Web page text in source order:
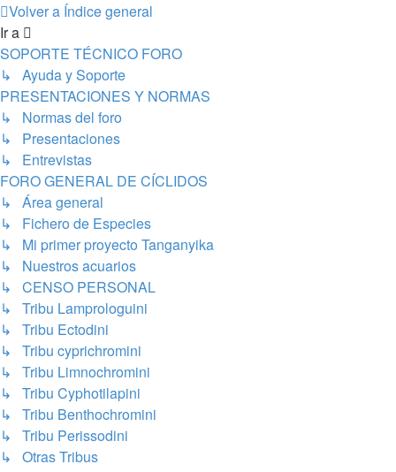
Volver a Índice general
Ir a
SOPORTE TÉCNICO FORO
↳ Ayuda y Soporte
PRESENTACIONES Y NORMAS
↳ Normas del foro
↳ Presentaciones
↳ Entrevistas
FORO GENERAL DE CÍCLIDOS
↳ Área general
↳ Fichero de Especies
↳ Mi primer proyecto Tanganyika
↳ Nuestros acuarios
↳ CENSO PERSONAL
↳ Tribu Lamprologuini
↳ Tribu Ectodini
↳ Tribu cyprichromini
↳ Tribu Limnochromini
↳ Tribu Cyphotilapini
↳ Tribu Benthochromini
↳ Tribu Perissodini
↳ Otras Tribus